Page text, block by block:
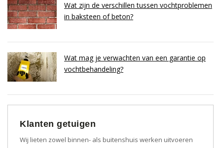
Wat zijn de verschillen tussen vochtproblemen
in baksteen of beton?
Wat mag je verwachten van een garantie op
vochtbehandeling?
Klanten getuigen
Wij lieten zowel binnen- als buitenshuis werken uitvoeren